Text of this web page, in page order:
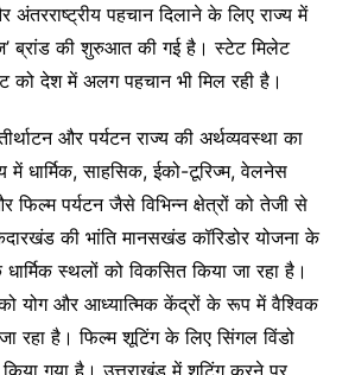
अंतरराष्ट्रीय पहचान दिलाने के लिए राज्य में
ब्रांड की शुरुआत की गई है। स्टेट मिलेट
को देश में अलग पहचान भी मिल रही है।
और पर्यटन राज्य की अर्थव्यवस्था का
धार्मिक, साहसिक, ईको-टूरिज्म, वेलनेस
फिल्म पर्यटन जैसे विभिन्न क्षेत्रों को तेजी से
की भांति मानसखंड कॉरिडोर योजना के
स्थलों को विकसित किया जा रहा है।
योग और आध्यात्मिक केंद्रों के रूप में वैश्विक
रहा है। फिल्म शूटिंग के लिए सिंगल विंडो
गया है। उत्तराखंड में शूटिंग करने पर